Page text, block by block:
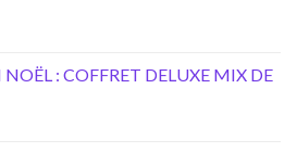
: COFFRET DELUXE MIX DE